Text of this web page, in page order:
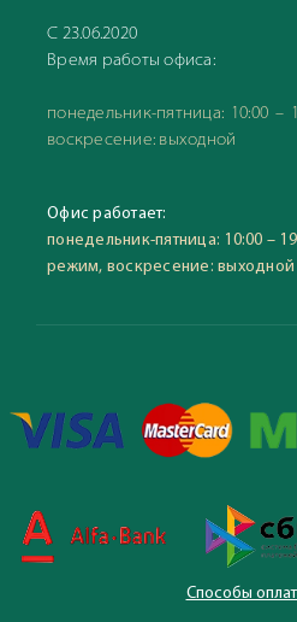
С 23.06.2020
Время работы офиса:
понедельник-пятница: 10:00 –
воскресение: выходной
Офис работает:
понедельник-пятница: 10:00 –
режим, воскресение: выходной
Способы